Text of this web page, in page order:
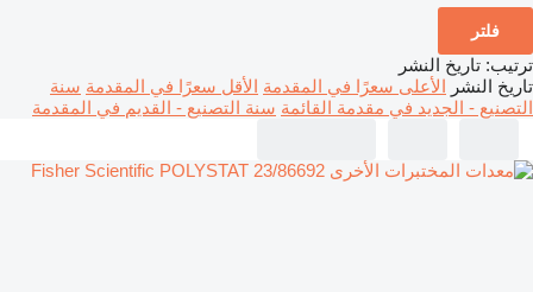
فلتر
ترتيب: تاريخ النشر
تاريخ النشر الأعلى سعرًا في المقدمة الأقل سعرًا في المقدمة سنة
التصنيع - الجديد في مقدمة القائمة سنة التصنيع - القديم في المقدمة